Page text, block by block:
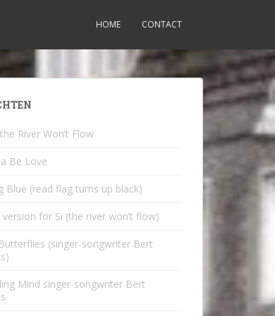
HOME CONTACT
River Won’t Flow
Be Love
Blue (read flag turns up black)
for Si (the river won’t flow)
(singer-songwriter Bert
Mind singer-songwriter Bert